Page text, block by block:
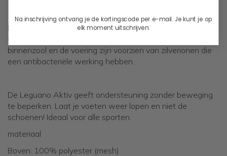
Het bovenmateriaal is van viscose met microfaser,
waardoor de schoen kan ademen en snel droogt. De
binnenzool en de voering zijn voorzien van zilverionen die
een antibacteriële werking hebben.
De Leguano Aktiv geeft ondersteuning zonder beweging
te beperken. Laat je voeten weer lopen en niet de
schoenen! Ideaal voor alle sporten.
materiaal
Boven: 100% polyester (mesh)
Na inschrijving ontvang je de kortingscode per e-mail. Je kunt je op
elk moment uitschrijven.